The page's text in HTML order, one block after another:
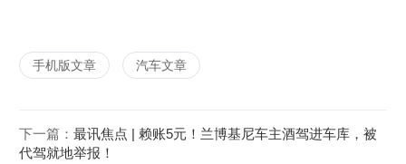
手机版文章 汽车文章
下一篇： 最讯焦点 | 赖账5元！兰博基尼车主酒驾进车库，被
代驾就地举报！